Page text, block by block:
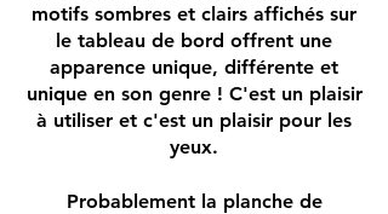
motifs sombres et clairs affichés sur
le tableau de bord offrent une
apparence unique, différente et
unique en son genre ! C'est un plaisir
à utiliser et c'est un plaisir pour les
yeux.
Probablement la planche de